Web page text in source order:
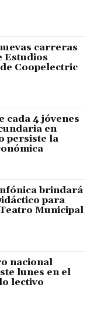
carreras
Estudios
Coopelectric
cada 4 jóvenes
en
persiste la
brindará
para
Municipal
nacional
lunes en el
lectivo